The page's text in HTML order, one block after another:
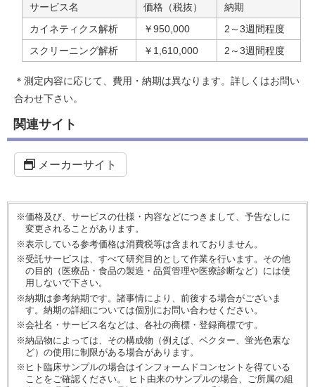
サービス名 価格（税抜）
納期
カイネティクス解析
￥950,000
2～3週間程度
スクリーニング解析
￥1,610,000 2～3週間程度
＊測定内容に応じて、費用・納期は異なります。詳しくはお問い
合わせ下さい。
関連サイト
メーカーサイト
※価格及び、サービスの仕様・内容などにつきまして、予告なしに
変更されることがあります。
※表示している参考価格は消費税等は含まれておりません。
※受託サービスは、すべて研究目的として作業を行います。その他
の目的（医療品・食品の製造・品質管理や医療診断など）には使
用しないで下さい。
※納期は参考納期です。諸事情により、前後する場合がございま
す。納期の詳細については個別にお問い合わせください。
※会社名・サービス名などは、各社の商標・登録商標です。
※納品物によっては、その構成物（例えば、ベクター、蛍光色素な
ど）の使用に制限がある場合があります。
※ヒト臨床サンプルの場合はインフォームドコンセントを得ている
ことをご確認ください。 ヒト由来のサンプルの場合、ご所属の組